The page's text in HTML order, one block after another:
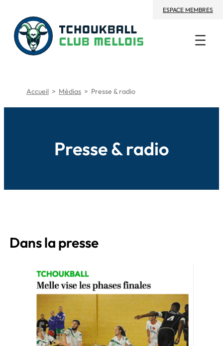
contenu
ESPACE MEMBRES
Accueil > Médias > Presse & radio
Presse & radio
Dans la presse